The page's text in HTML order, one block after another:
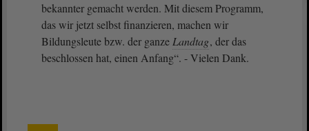
bekannter gemacht werden. Mit diesem Programm,
das wir jetzt selbst finanzieren, machen wir
Bildungsleute bzw. der ganze Landtag, der das
beschlossen hat, einen Anfang“. - Vielen Dank.